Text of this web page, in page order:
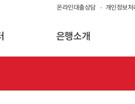
온라인대출상담 개인정보처
은행소개